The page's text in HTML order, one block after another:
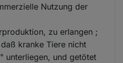
Nutzung der
zu erlangen ;
kranke Tiere nicht
unterliegen, und getötet